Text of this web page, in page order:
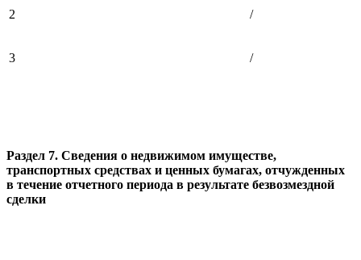
2 /
3 /
Раздел 7. Сведения о недвижимом имуществе,
транспортных средствах и ценных бумагах, отчужденных
в течение отчетного периода в результате безвозмездной
сделки